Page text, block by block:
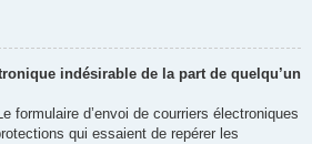
indésirable de la part de quelqu’un
formulaire d’envoi de courriers électroniques
qui essaient de repérer les